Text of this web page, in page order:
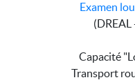
Examen
(DREAL
Capacité
Transport